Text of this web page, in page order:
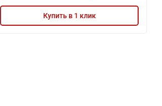
Купить в 1 клик